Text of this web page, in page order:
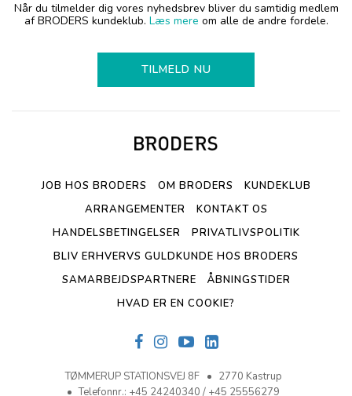
Når du tilmelder dig vores nyhedsbrev bliver du samtidig medlem
af BRODERS kundeklub. Læs mere om alle de andre fordele.
TILMELD NU
JOB HOS BRODERS OM BRODERS
KUNDEKLUB
ARRANGEMENTER
KONTAKT OS
HANDELSBETINGELSER
PRIVATLIVSPOLITIK
BLIV ERHVERVS GULDKUNDE HOS BRODERS
SAMARBEJDSPARTNERE
ÅBNINGSTIDER
HVAD ER EN COOKIE?
TØMMERUP STATIONSVEJ 8F
2770 Kastrup
Telefonnr.: +45 24240340 / +45 25556279